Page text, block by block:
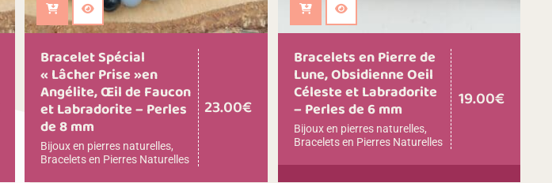
Ajouter au panier
Bracelet Spécial
« Lâcher Prise »en
Angélite, Œil de Faucon
et Labradorite – Perles
de 8 mm
Bijoux en pierres naturelles,
Bracelets en Pierres Naturelles
23.00€
Ajouter au panier
Bracelets en Pierre de
Lune, Obsidienne Oeil
Céleste et Labradorite
– Perles de 6 mm
Bijoux en pierres naturelles,
Bracelets en Pierres Naturelles
19.00€